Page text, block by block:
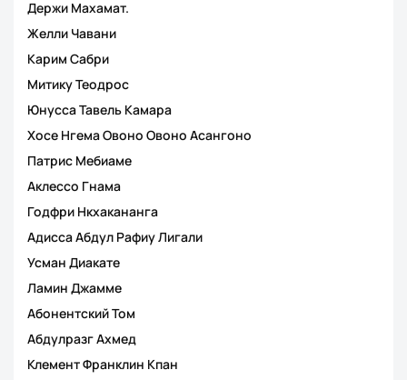
Держи Махамат.
Желли Чавани
Карим Сабри
Митику Теодрос
Юнусса Тавель Камара
Хосе Нгема Овоно Овоно Асангоно
Патрис Мебиаме
Аклессо Гнама
Годфри Нкхакананга
Адисса Абдул Рафиу Лигали
Усман Диакате
Ламин Джамме
Абонентский Том
Абдулразг Ахмед
Клемент Франклин Кпан